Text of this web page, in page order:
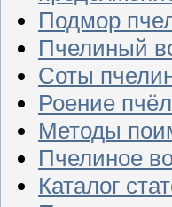
Подмор
Пчелиный
Соты
Роение пчёл
Методы
Пчелиное
Каталог